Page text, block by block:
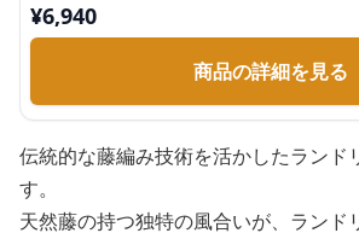
¥6,940
商品の詳細を見る
伝統的な藤編み技術を活かしたランド
す。
天然藤の持つ独特の風合いが、ランド